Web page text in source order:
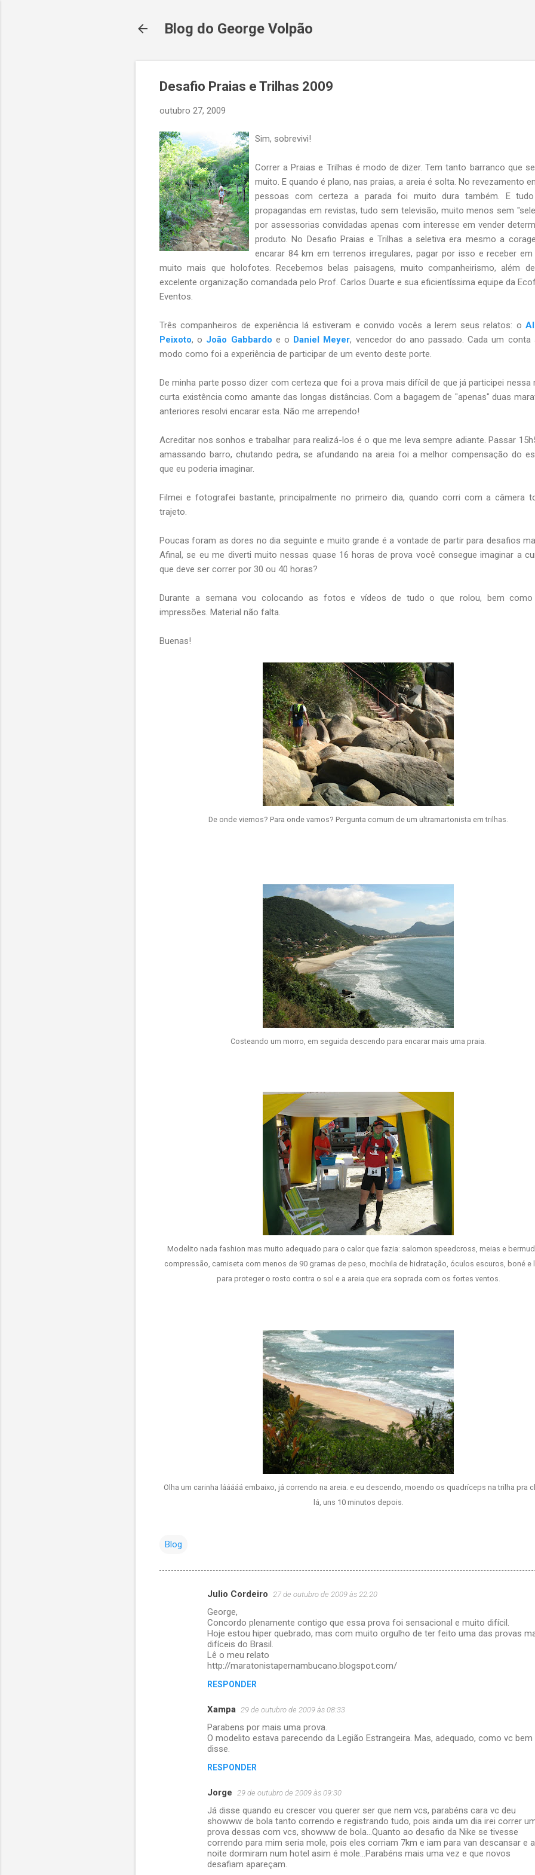
Blog do George Volpão
Desafio Praias e Trilhas 2009
outubro 27, 2009
Sim, sobrevivi!
Correr a Praias e Trilhas é modo de dizer. Tem tanto barranco que
muito. E quando é plano, nas praias, a areia é solta. No revezamento
pessoas com certeza a parada foi muito dura também. E
propagandas em revistas, tudo sem televisão, muito menos sem
por assessorias convidadas apenas com interesse em vender
produto. No Desafio Praias e Trilhas a seletiva era mesmo a
encarar 84 km em terrenos irregulares, pagar por isso e receber
muito mais que holofotes. Recebemos belas paisagens, muito companheirismo, além
excelente organização comandada pelo Prof. Carlos Duarte e sua eficientíssima equipe da
Eventos.
Três companheiros de experiência lá estiveram e convido vocês a lerem seus relatos: o
Peixoto, o João Gabbardo e o Daniel Meyer, vencedor do ano passado. Cada um conta
modo como foi a experiência de participar de um evento deste porte.
De minha parte posso dizer com certeza que foi a prova mais difícil de que já participei nessa
curta existência como amante das longas distâncias. Com a bagagem de "apenas" duas
anteriores resolvi encarar esta. Não me arrependo!
Acreditar nos sonhos e trabalhar para realizá-los é o que me leva sempre adiante. Passar
amassando barro, chutando pedra, se afundando na areia foi a melhor compensação do
que eu poderia imaginar.
Filmei e fotografei bastante, principalmente no primeiro dia, quando corri com a câmera
trajeto.
Poucas foram as dores no dia seguinte e muito grande é a vontade de partir para desafios
Afinal, se eu me diverti muito nessas quase 16 horas de prova você consegue imaginar a
que deve ser correr por 30 ou 40 horas?
Durante a semana vou colocando as fotos e vídeos de tudo o que rolou, bem como
impressões. Material não falta.
Buenas!
De onde viemos? Para onde vamos? Pergunta comum de um ultramartonista em trilhas.
Costeando um morro, em seguida descendo para encarar mais uma praia.
Modelito nada fashion mas muito adequado para o calor que fazia: salomon speedcross, meias e
compressão, camiseta com menos de 90 gramas de peso, mochila de hidratação, óculos escuros, boné e
para proteger o rosto contra o sol e a areia que era soprada com os fortes ventos.
Olha um carinha lááááá embaixo, já correndo na areia. e eu descendo, moendo os quadríceps na trilha pra
lá, uns 10 minutos depois.
Blog
Julio Cordeiro 27 de outubro de 2009 às 22:20
George,
Concordo plenamente contigo que essa prova foi sensacional e muito difícil.
Hoje estou hiper quebrado, mas com muito orgulho de ter feito uma das provas
difíceis do Brasil.
Lê o meu relato
http://maratonistapernambucano.blogspot.com/
RESPONDER
Xampa 29 de outubro de 2009 às 08:33
Parabens por mais uma prova.
O modelito estava parecendo da Legião Estrangeira. Mas, adequado, como vc bem
disse.
RESPONDER
Jorge 29 de outubro de 2009 às 09:30
Já disse quando eu crescer vou querer ser que nem vcs, parabéns cara vc deu
showww de bola tanto correndo e registrando tudo, pois ainda um dia irei correr
prova dessas com vcs, showww de bola...Quanto ao desafio da Nike se tivesse
correndo para mim seria mole, pois eles corriam 7km e iam para van descansar e a
noite dormiram num hotel asim é mole...Parabéns mais uma vez e que novos
desafiam apareçam.